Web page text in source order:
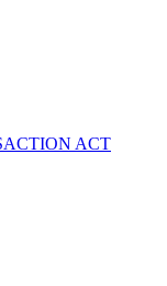
ACT